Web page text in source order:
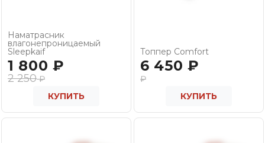
Наматрасник
влагонепроницаемый
Sleepkaif
1 800 ₽
2 250₽
КУПИТЬ
Топпер Comfort
6 450 ₽
₽
КУПИТЬ